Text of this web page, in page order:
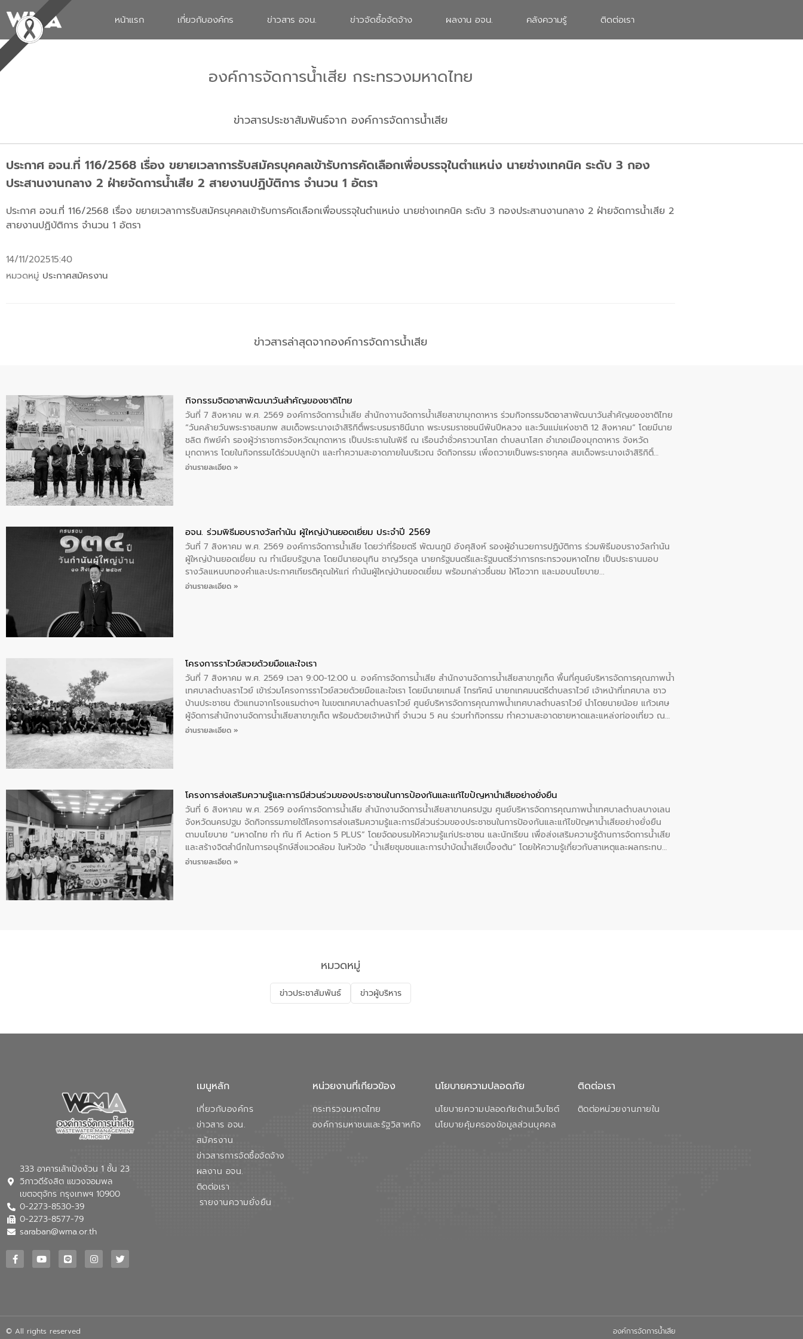
หน้าแรก เกี่ยวกับองค์กร ข่าวสาร อจน. ข่าวจัดซื้อจัดจ้าง ผลงาน อจน. คลังความรู้ ติดต่อเรา
องค์การจัดการน้ำเสีย กระทรวงมหาดไทย
ข่าวสารประชาสัมพันธ์จาก องค์การจัดการน้ำเสีย
ประกาศ อจน.ที่ 116/2568 เรื่อง ขยายเวลาการรับสมัครบุคคลเข้ารับการคัดเลือกเพื่อบรรจุในตำแหน่ง นายช่างเทคนิค ระดับ 3 กอง
ประสานงานกลาง 2 ฝ่ายจัดการน้ำเสีย 2 สายงานปฏิบัติการ จำนวน 1 อัตรา
ประกาศ อจน.ที่ 116/2568 เรื่อง ขยายเวลาการรับสมัครบุคคลเข้ารับการคัดเลือกเพื่อบรรจุในตำแหน่ง นายช่างเทคนิค ระดับ 3 กองประสานงานกลาง 2 ฝ่ายจัดการน้ำเสีย 2
สายงานปฏิบัติการ จำนวน 1 อัตรา
14/11/202515:40
หมวดหมู่ ประกาศสมัครงาน
ข่าวสารล่าสุดจากองค์การจัดการน้ำเสีย
กิจกรรมจิตอาสาพัฒนาวันสําคัญของชาติไทย
วันที่ 7 สิงหาคม พ.ศ. 2569 องค์การจัดการน้ำเสีย สำนักงาานจัดการน้ำเสียสาขามุกดาหาร ร่วมกิจกรรมจิตอาสาพัฒนาวันสําคัญของชาติไทย
“วันคล้ายวันพระราชสมภพ สมเด็จพระนางเจ้าสิริกิติ์พระบรมราชินีนาถ พระบรมราชชนนีพันปีหลวง และวันแม่แห่งชาติ 12 สิงหาคม” โดยมีนาย
ชลิต ทิพย์คำ รองผู้ว่าราชการจังหวัดมุกดาหาร เป็นประธานในพิธี ณ เรือนจําชั่วคราวนาโสก ตําบลนาโสก อําเภอเมืองมุกดาหาร จังหวัด
มุกดาหาร โดยในกิจกรรมได้ร่วมปลูกป่า และทําความสะอาดภายในบริเวณ จัดกิจกรรม เพื่อถวายเป็นพระราชกุศล สมเด็จพระนางเจ้าสิริกิติ์
พระบรมราชินีนาถ พระบรมราชชนนีพันปีหลวง พร้อมถวายสัจปฏิญาณ ทำความดีด้วยหัวใจ
อ่านรายละเอียด »
อจน. ร่วมพิธีมอบรางวัลกำนัน ผู้ใหญ่บ้านยอดเยี่ยม ประจำปี 2569
วันที่ 7 สิงหาคม พ.ศ. 2569 องค์การจัดการน้ำเสีย โดยว่าที่ร้อยตรี พัฒนภูมิ อังศุสิงห์ รองผู้อำนวยการปฏิบัติการ ร่วมพิธีมอบรางวัลกำนัน
ผู้ใหญ่บ้านยอดเยี่ยม ณ ทำเนียบรัฐบาล โดยมีนายอนุทิน ชาญวีรกูล นายกรัฐมนตรีและรัฐมนตรีว่าการกระทรวงมหาดไทย เป็นประธานมอบ
รางวัลแหนบทองคำและประกาศเกียรติคุณให้แก่ กำนันผู้ใหญ่บ้านยอดเยี่ยม พร้อมกล่าวชื่นชม ให้โอวาท และมอบนโยบาย
อ่านรายละเอียด »
โครงการราไวย์สวยด้วยมือและใจเรา
วันที่ 7 สิงหาคม พ.ศ. 2569 เวลา 9:00-12:00 น. องค์การจัดการน้ำเสีย สำนักงานจัดการน้ำเสียสาขาภูเก็ต พื้นที่ศูนย์บริหารจัดการคุณภาพน้ำ
เทศบาลตำบลราไวย์ เข้าร่วมโครงการราไวย์สวยด้วยมือและใจเรา โดยมีนายเทมส์ ไกรทัศน์ นายกเทศมนตรีตำบลราไวย์ เจ้าหน้าที่เทศบาล ชาว
บ้านประชาชน ตัวแทนจากโรงแรมต่างๆ ในเขตเทศบาลตำบลราไวย์ ศูนย์บริหารจัดการคุณภาพน้ำเทศบาลตำบลราไวย์ นำโดยนายน้อย แก้วเศษ
ผู้จัดการสำนักงานจัดการน้ำเสียสาขาภูเก็ต พร้อมด้วยเจ้าหน้าที่ จำนวน 5 คน ร่วมทำกิจกรรม ทำความสะอาดชายหาดและแหล่งท่องเที่ยว ณ
บริเวณแหลมพรหมเทพ หมู่ที่ 6 ตำบลราไวย์ อำเภอเมือง จังหวัดภูเก็ต
อ่านรายละเอียด »
โครงการส่งเสริมความรู้และการมีส่วนร่วมของประชาชนในการป้องกันและแก้ไขปัญหาน้ำเสียอย่างยั่งยืน
วันที่ 6 สิงหาคม พ.ศ. 2569 องค์การจัดการน้ำเสีย สำนักงานจัดการน้ำเสียสาขานครปฐม ศูนย์บริหารจัดการคุณภาพน้ำเทศบาลตำบลบางเลน
จังหวัดนครปฐม จัดกิจกรรมภายใต้โครงการส่งเสริมความรู้และการมีส่วนร่วมของประชาชนในการป้องกันและแก้ไขปัญหาน้ำเสียอย่างยั่งยืน
ตามนโยบาย “มหาดไทย ทำ ทัน ที Action 5 PLUS” โดยจัดอบรมให้ความรู้แก่ประชาชน และนักเรียน เพื่อส่งเสริมความรู้ด้านการจัดการน้ำเสีย
และสร้างจิตสำนึกในการอนุรักษ์สิ่งแวดล้อม ในหัวข้อ “น้ำเสียชุมชนและการบำบัดน้ำเสียเบื้องต้น” โดยให้ความรู้เกี่ยวกับสาเหตุและผลกระทบ
ของน้ำเสีย แนวทางการลดการเกิดน้ำเสียจากแหล่งกำเนิด การบำบัดน้ำเสียเบื้องต้นในครัวเรือน ณ เทศบาลตำบลบางเลน จังหวัดนครปฐม
อ่านรายละเอียด »
หมวดหมู่
ข่าวประชาสัมพันธ์ ข่าวผู้บริหาร
333 อาคารเล้าเป้งง้วน 1 ชั้น 23
วิภาวดีรังสิต แขวงจอมพล
เขตจตุจักร กรุงเทพฯ 10900
0-2273-8530-39
0-2273-8577-79
saraban@wma.or.th
เมนูหลัก
เกี่ยวกับองค์กร
ข่าวสาร อจน.
สมัครงาน
ข่าวสารการจัดซื้อจัดจ้าง
ผลงาน อจน.
ติดต่อเรา
รายงานความยั่งยืน
หน่วยงานที่เกียวข้อง
กระทรวงมหาดไทย
องค์การมหาชนและรัฐวิสาหกิจ
นโยบายความปลอดภัย
นโยบายความปลอดภัยด้านเว็บไซต์
นโยบายคุ้มครองข้อมูลส่วนบุคคล
ติดต่อเรา
ติดต่อหน่วยงานภายใน
© All rights reserved องค์การจัดการน้ำเสีย